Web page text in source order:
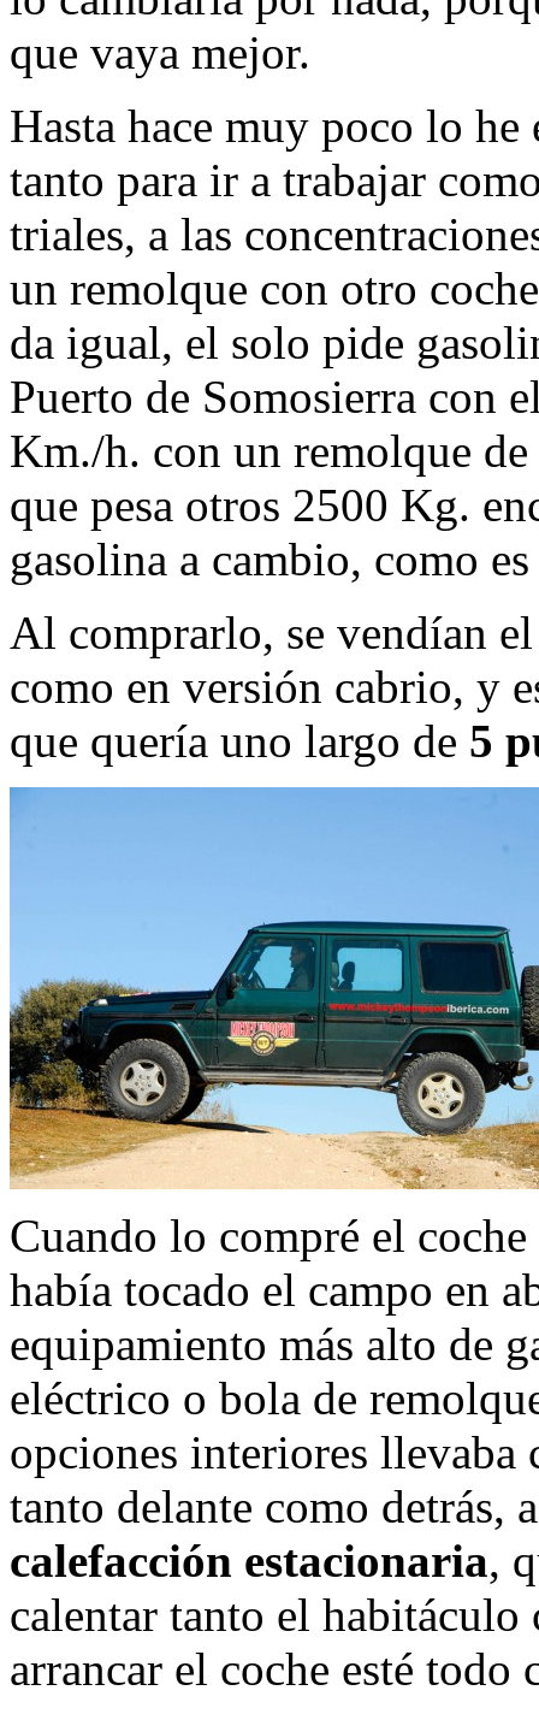
que vaya mejor.
Hasta hace muy poco lo
tanto para ir a trabajar
triales, a las
un remolque con otro
da igual, el solo pide
Puerto de Somosierra con
Km./h. con un remolque
que pesa otros 2500 Kg.
gasolina a cambio, como
Al comprarlo, se vendían
como en versión cabrio, y
que quería uno largo de 5
Cuando lo compré el
había tocado el campo en
equipamiento más alto de
eléctrico o bola de
opciones interiores llevaba
tanto delante como detrás,
calefacción estacionaria,
calentar tanto el
arrancar el coche esté